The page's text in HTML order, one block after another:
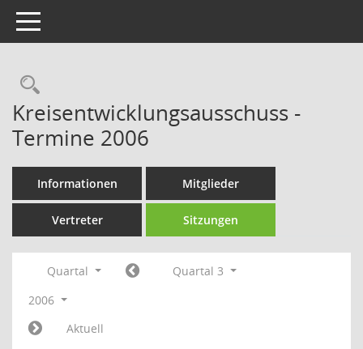
Toggle navigation
Rechercheauswahl
Kreisentwicklungsausschuss -
Termine 2006
Informationen Mitglieder
Vertreter Sitzungen
Quartal
Quartal 3
2006
Aktuell